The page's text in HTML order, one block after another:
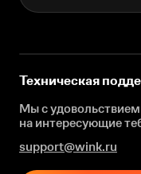
Техническая
Мы с
на интересующие
support@wink.ru